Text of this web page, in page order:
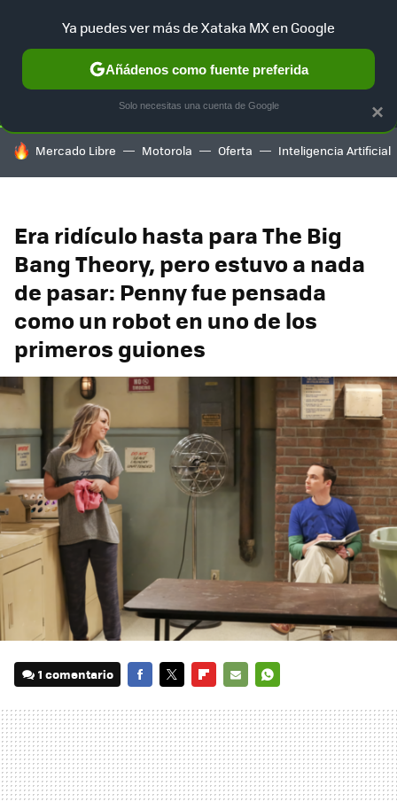
SELECCIÓN GAMING HOME AUTO TERRITORIO
HOY SE HABLA DE
Mercado Libre Motorola Oferta Inteligencia Artificial
Era ridículo hasta para The Big
Bang Theory, pero estuvo a nada
de pasar: Penny fue pensada
como un robot en uno de los
primeros guiones
1 comentario
MAIL
×
Ya puedes ver más de Xataka MX en Google
Añádenos como fuente preferida
Solo necesitas una cuenta de Google